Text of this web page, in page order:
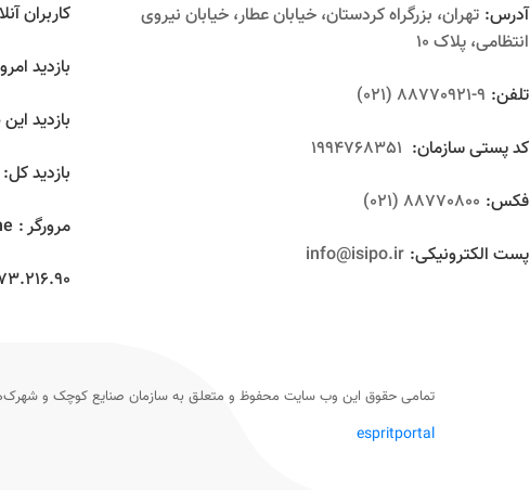
آدرس: تهران، بزرگراه کردستان، خیابان عطار، خیابان نیروی
انتظامی، پلاک ۱۰
تلفن: 9-88770921 (021)
کد پستی سازمان:
فکس: 88770800 (021)
پست الکترونیکی: info@isipo.ir
کاربران
بازدید
بازدید
بازدید‌ کل:
مرورگر :
تمامی حقوق این وب سایت محفوظ و متعلق به سازمان صنایع کوچک و
espritportal